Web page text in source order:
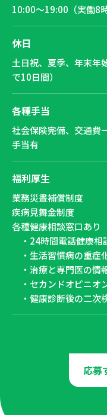
10:00～19:00（実働8
休日
土日祝、夏季、年末年
で10日間）
各種手当
社会保険完備、交通費
手当有
福利厚生
業務災晝補償制度
疾病見舞金制度
各種健康相談窓口あり
・24時間電話健康相
・生活習慣病の重症
・治療と専門医の情
・セカンドオピニオ
・健康診断後の二次
応募